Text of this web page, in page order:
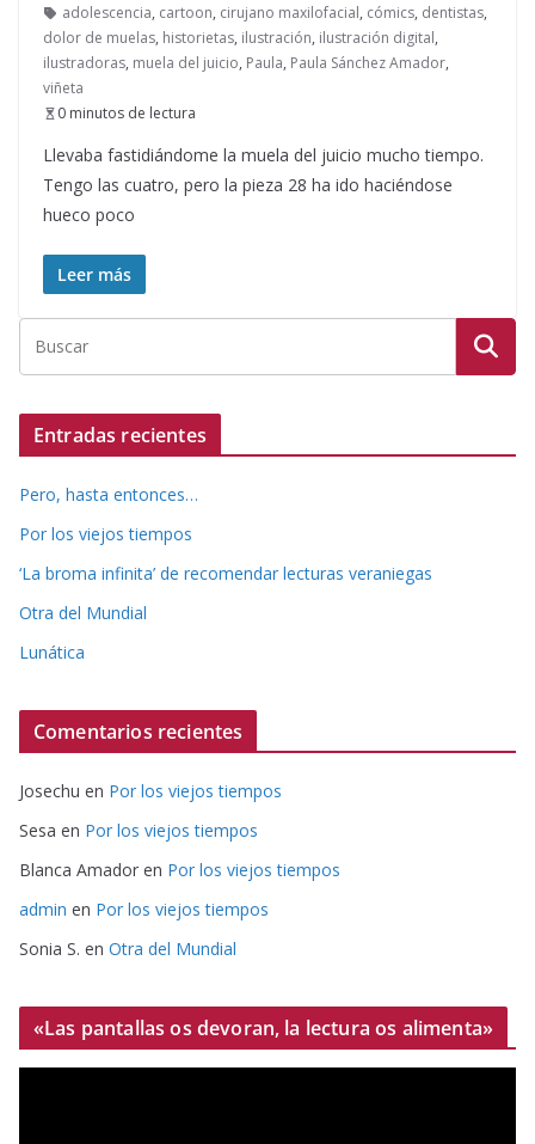
adolescencia, cartoon, cirujano maxilofacial, cómics, dentistas,
dolor de muelas, historietas, ilustración, ilustración digital,
ilustradoras, muela del juicio, Paula, Paula Sánchez Amador,
viñeta
0 minutos de lectura
Llevaba fastidiándome la muela del juicio mucho tiempo.
Tengo las cuatro, pero la pieza 28 ha ido haciéndose
hueco poco
Leer más
Entradas recientes
Pero, hasta entonces…
Por los viejos tiempos
‘La broma infinita’ de recomendar lecturas veraniegas
Otra del Mundial
Lunática
Comentarios recientes
Josechu en Por los viejos tiempos
Sesa en Por los viejos tiempos
Blanca Amador en Por los viejos tiempos
admin en Por los viejos tiempos
Sonia S. en Otra del Mundial
«Las pantallas os devoran, la lectura os alimenta»